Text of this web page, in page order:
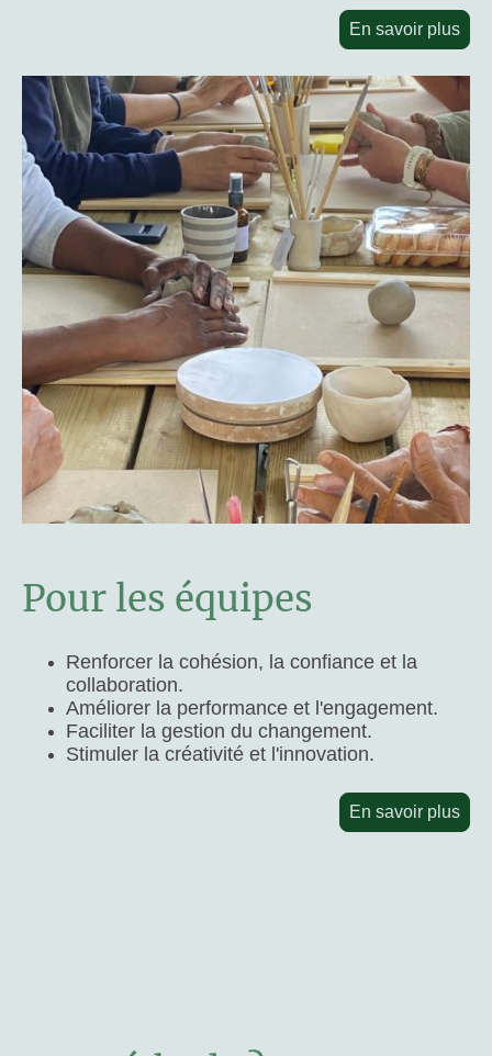
En savoir plus
Pour les équipes
Renforcer la cohésion, la confiance et la
collaboration.
Améliorer la performance et l'engagement.
Faciliter la gestion du changement.
Stimuler la créativité et l'innovation.
En savoir plus